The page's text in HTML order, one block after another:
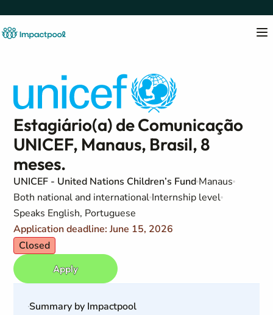
Estagiário(a) de Comunicação
UNICEF, Manaus, Brasil, 8
meses.
UNICEF - United Nations Children’s Fund Manaus
Both national and international Internship level
Speaks English, Portuguese
Application deadline: June 15, 2026
Closed
Apply
Summary by Impactpool